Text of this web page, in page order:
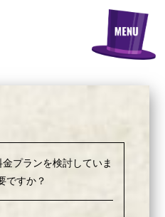
プランを検討していま
ですか？